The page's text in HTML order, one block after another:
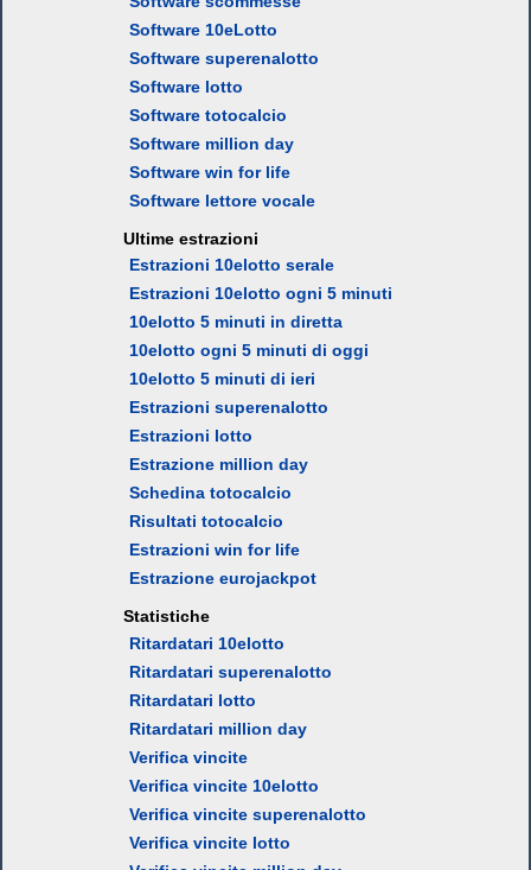
Software 10eLotto
Software superenalotto
Software lotto
Software totocalcio
Software million day
Software win for life
Software lettore vocale
Ultime estrazioni
Estrazioni 10elotto serale
Estrazioni 10elotto ogni 5 minuti
10elotto 5 minuti in diretta
10elotto ogni 5 minuti di oggi
10elotto 5 minuti di ieri
Estrazioni superenalotto
Estrazioni lotto
Estrazione million day
Schedina totocalcio
Risultati totocalcio
Estrazioni win for life
Estrazione eurojackpot
Statistiche
Ritardatari 10elotto
Ritardatari superenalotto
Ritardatari lotto
Ritardatari million day
Verifica vincite
Verifica vincite 10elotto
Verifica vincite superenalotto
Verifica vincite lotto